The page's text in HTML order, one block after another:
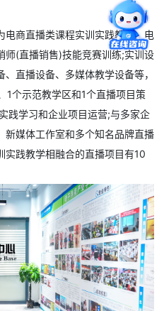
电商直播类课程实训实践教学，电
师(直播销售)技能竞赛训练;实训设
直播设备、多媒体教学设备等，
1个示范教学区和1个直播项目策
践学习和企业项目运营;与多家企
新媒体工作室和多个知名品牌直播
实践教学相融合的直播项目有10